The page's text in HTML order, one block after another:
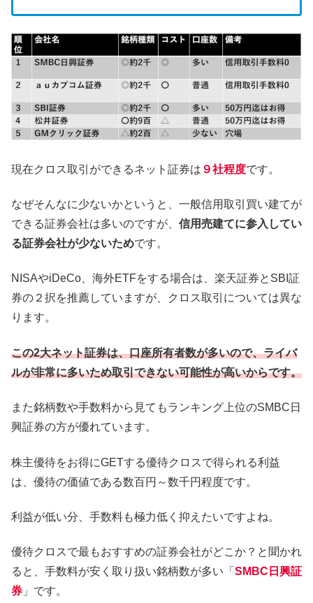
現在クロス取引ができるネット証券は ９社程度です。
なぜそんなに少ないかというと、一般信用取引買い建てが
できる証券会社は多いのですが、 信用売建てに参入してい
る証券会社が少ないためです。
NISAやiDeCo、海外ETFをする場合は、楽天証券とSBI証
券の２択を推薦していますが、クロス取引については異な
ります。
この2大ネット証券は、口座所有者数が多いので、ライバ
ルが非常に多いため取引できない可能性が高いからです。
また銘柄数や手数料から見てもランキング上位のSMBC日
興証券の方が優れています。
株主優待をお得にGETする優待クロスで得られる利益
は、優待の価値である数百円～数千円程度です。
利益が低い分、手数料も極力低く抑えたいですよね。
優待クロスで最もおすすめの証券会社がどこか？と聞かれ
ると、手数料が安く取り扱い銘柄数が多い「 SMBC日興証
券 」です。